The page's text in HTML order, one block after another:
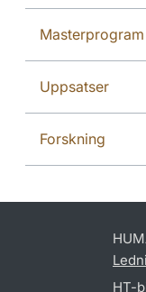
Masterprogram
Uppsatser
Forskning
HT-